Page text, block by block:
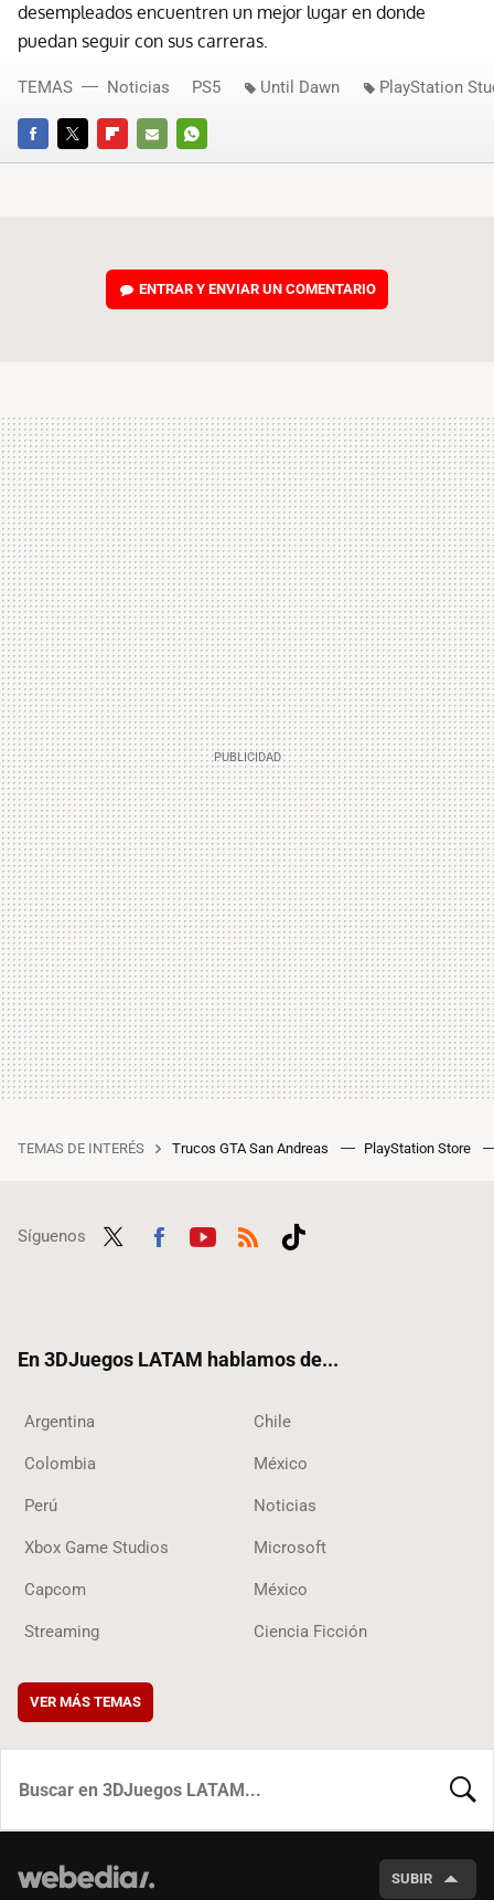
desempleados encuentren un mejor lugar en donde
puedan seguir con sus carreras.
FACEBOOKTWITTERFLIPBOARD
E-
WHATSAPP
TEMAS Noticias PS5 Until Dawn PlayStation
ENTRAR Y ENVIAR UN COMENTARIO
TEMAS DE INTERÉS Trucos GTA San Andreas PlayStation Store
Síguenos
En 3DJuegos LATAM hablamos de...
Argentina Chile
Colombia México
Perú Noticias
Xbox Game Studios Microsoft
Capcom México
Streaming Ciencia Ficción
VER MÁS TEMAS
SUBIR